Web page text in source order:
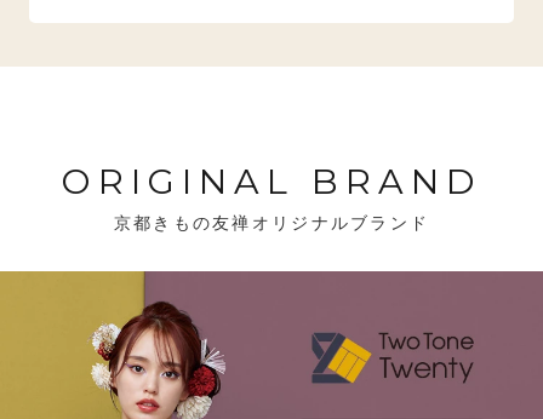
ORIGINAL BRAND
京都きもの友禅オリジナルブランド